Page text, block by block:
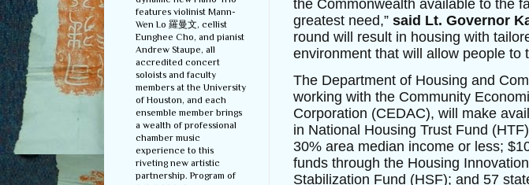
the Commonwealth available to the
greatest need,” said Lt. Governor
round will result in housing with
environment that will allow people to
The Department of Housing and
working with the Community
Corporation (CEDAC), will make
in National Housing Trust Fund
30% area median income or less;
funds through the Housing
Stabilization Fund (HSF); and 57
features violinist Mann-
Wen Lo 羅曼文, cellist
Eunghee Cho, and pianist
Andrew Staupe, all
accredited concert
soloists and faculty
members at the University
of Houston, and each
ensemble member brings
a wealth of professional
chamber music
experience to this
riveting new artistic
partnership. Program of